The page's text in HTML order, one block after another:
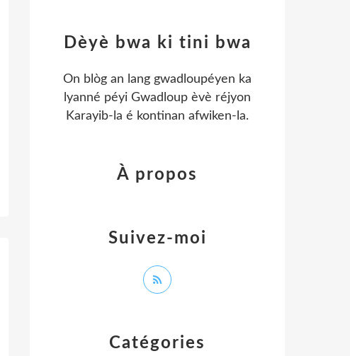
Catégories
Dèyè bwa ki tini bwa
On blòg an lang gwadloupéyen ka
lyanné péyi Gwadloup èvè réjyon
Karayib-la é kontinan afwiken-la.
Suivez-moi
À propos